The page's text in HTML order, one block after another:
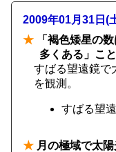
2009年01月31日(
★ 「褐色矮星の
多くある」こ
すばる望遠鏡で
を観測。
すばる望
★ 月の極域で太